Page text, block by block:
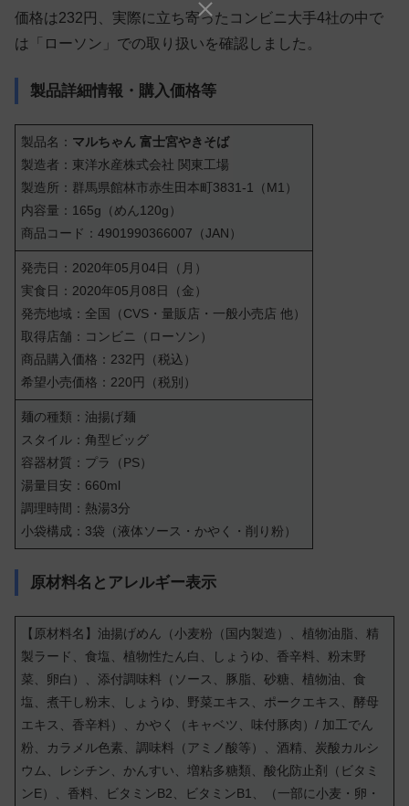
価格は232円、実際に立ち寄ったコンビニ大手4社の中で
は「ローソン」での取り扱いを確認しました。
製品詳細情報・購入価格等
製品名： マルちゃん 富士宮やきそば
製造者：東洋水産株式会社 関東工場
製造所：群馬県館林市赤生田本町3831-1（M1）
内容量：165g（めん120g）
商品コード：4901990366007（JAN）
発売日：2020年05月04日（月）
実食日：2020年05月08日（金）
発売地域：全国（CVS・量販店・一般小売店 他）
取得店舗：コンビニ（ローソン）
商品購入価格：232円（税込）
希望小売価格：220円（税別）
麺の種類：油揚げ麺
スタイル：角型ビッグ
容器材質：プラ（PS）
湯量目安：660ml
調理時間：熱湯3分
小袋構成：3袋（液体ソース・かやく・削り粉）
原材料名とアレルギー表示
【原材料名】油揚げめん（小麦粉（国内製造）、植物油脂、精
製ラード、食塩、植物性たん白、しょうゆ、香辛料、粉末野
菜、卵白）、添付調味料（ソース、豚脂、砂糖、植物油、食
塩、煮干し粉末、しょうゆ、野菜エキス、ポークエキス、酵母
エキス、香辛料）、かやく（キャベツ、味付豚肉）/ 加工でん
粉、カラメル色素、調味料（アミノ酸等）、酒精、炭酸カルシ
ウム、レシチン、かんすい、増粘多糖類、酸化防止剤（ビタミ
ンE）、香料、ビタミンB2、ビタミンB1、（一部に小麦・卵・